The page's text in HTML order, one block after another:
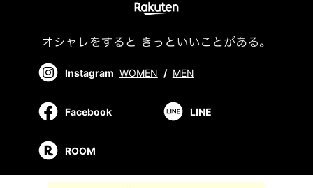
Instagram WOMEN / MEN
Facebook LINE
ROOM